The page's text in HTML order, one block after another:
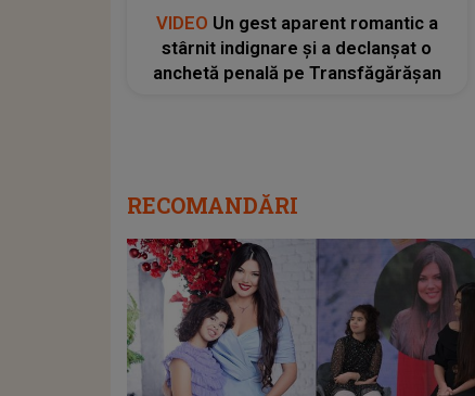
VIDEO Un gest aparent romantic a
stârnit indignare și a declanșat o
anchetă penală pe Transfăgărășan
RECOMANDĂRI